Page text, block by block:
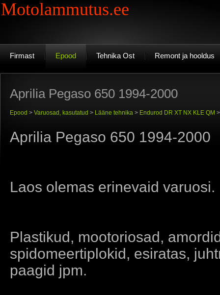
Motolammutus.ee
Firmast Epood Tehnika Ost Remont ja hooldus
Aprilia Pegaso 650 1994-2000
Epood > Varuosad, kasutatud > Lääne tehnika > Endurod DR XT NX KLE QM
Aprilia Pegaso 650 1994-2000
Laos olemas erinevaid varuosi.
Plastikud, mootoriosad,
spidomeertiplokid, esiratas,
paagid jpm.